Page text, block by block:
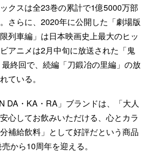
クスは全23巻の累計で1億5000万部
さらに、2020年に公開した「劇場版
列車編」は日本映画史上最大のヒッ
アニメは2月中旬に放送された「鬼
終回で、続編「刀鍛冶の里編」の放
ている。
DA・KA・RA」ブランドは、「大人
心してお飲みいただける、心とカラ
補給飲料」として好評だという商品
から10周年を迎える。